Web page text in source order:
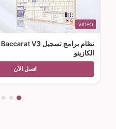
VIDEO
الكازينو
اتصل الآن